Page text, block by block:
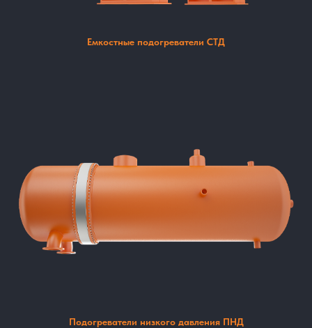
Емкостные подогреватели СТД
Подогреватели низкого давления ПНД